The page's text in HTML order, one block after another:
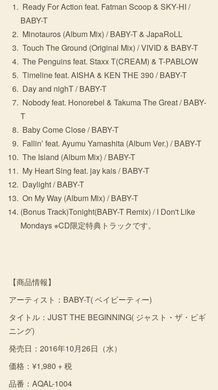
Ready For Action feat. Fatman Scoop & SKY-HI /
BABY-T
Minotauros (Album Mix) / BABY-T & JapaRoLL
Touch The Ground (Original Mix) / VIVID & BABY-T
The Penguins feat. Staxx T(CREAM) & T-PABLOW
Timeline feat. AISHA & KEN THE 390 / BABY-T
Day and nighT / BABY-T
Nobody feat. Honorebel & Takuma The Great / BABY-
T
Baby Come Close / BABY-T
Fallin’ feat. Ayumu Yamashita (Album Ver.) / BABY-T
The Island (Album Mix) / BABY-T
My Heart Sing feat. jay kais / BABY-T
Daylight / BABY-T
On My Way (Album Mix) / BABY-T
(Bonus Track)Tonight(BABY-T Remix) / I Don't Like
Mondays ※CD限定特典トラックです。
【商品情報】
アーティスト：BABY-T( ベイビーティー)
タイトル：JUST THE BEGINNING( ジャスト・ザ・ビギ
ニング)
発売日：2016年10月26日（水）
価格：¥1,980 + 税
品番：AQAL-1004